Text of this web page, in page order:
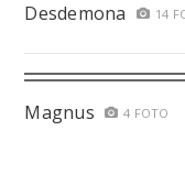
Desdemona 14
Magnus 4 FOTO